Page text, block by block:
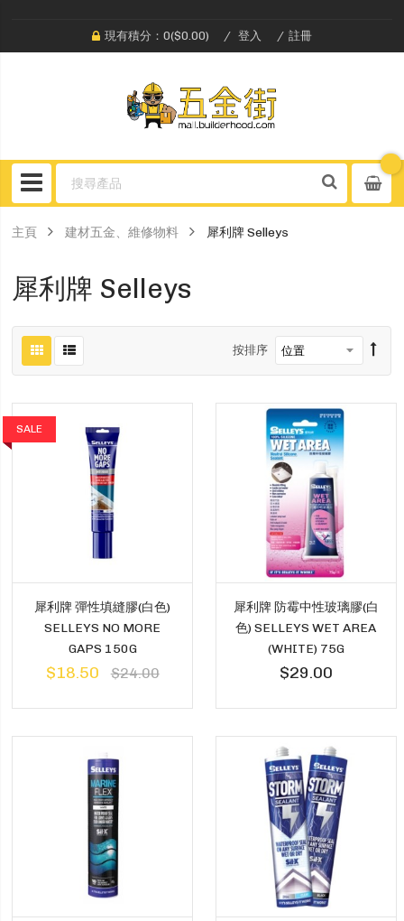
現有積分：0($0.00) 登入 註冊
主頁 建材五金、維修物料 犀利牌 Selleys
犀利牌 Selleys
按排序
SALE
犀利牌 彈性填縫膠(白色)
SELLEYS NO MORE
GAPS 150G
$18.50 $24.00
犀利牌 防霉中性玻璃膠(白
色) SELLEYS WET AREA
(WHITE) 75G
$29.00